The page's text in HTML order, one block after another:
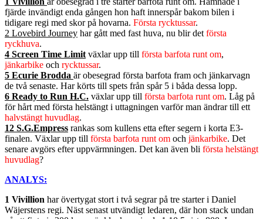
fjärde invändigt enda gången hon haft innerspår bakom bilen i
tidigare regi med skor på hovarna. Första rycktussar.
2 Lovebird Journey har gått med fast huva, nu blir det första
ryckhuva.
4 Screen Time Limit växlar upp till första barfota runt om,
jänkarbike och rycktussar.
5 Ecurie Brodda är obesegrad första barfota fram och jänkarvagn
de två senaste. Har körts till spets från spår 5 i båda dessa lopp.
6 Ready to Run H.C. växlar upp till första barfota runt om. Låg på
för hårt med första helstängt i uttagningen varför man ändrar till ett
halvstängt huvudlag.
12 S.G.Empress rankas som kullens etta efter segern i korta E3-
finalen. Växlar upp till första barfota runt om och jänkarbike. Det
senare avgörs efter uppvärmningen. Det kan även bli första helstängt
huvudlag?
ANALYS:
1 Vivillion har övertygat stort i två segrar på tre starter i Daniel
Wäjerstens regi. Näst senast utvändigt ledaren, där hon stack undan